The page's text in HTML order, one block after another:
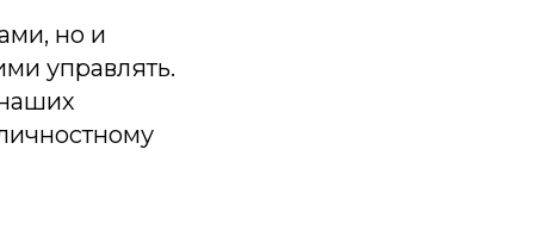
но и
управлять.